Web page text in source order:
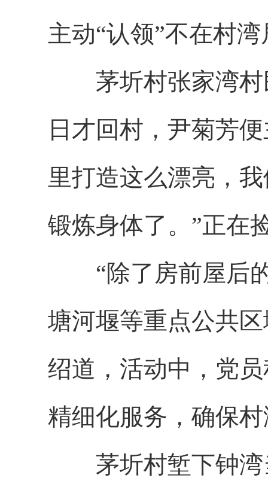
主动“认领”不在村
茅圻村张家湾村
日才回村，尹菊芳
里打造这么漂亮，
锻炼身体了。”正在
“除了房前屋后的
塘河堰等重点公共
绍道，活动中，党
精细化服务，确保
茅圻村堑下钟湾